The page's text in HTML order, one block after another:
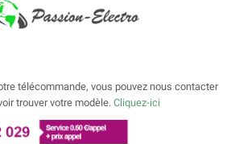
télécommande, vous pouvez nous contacter
trouver votre modèle. Cliquez-ici